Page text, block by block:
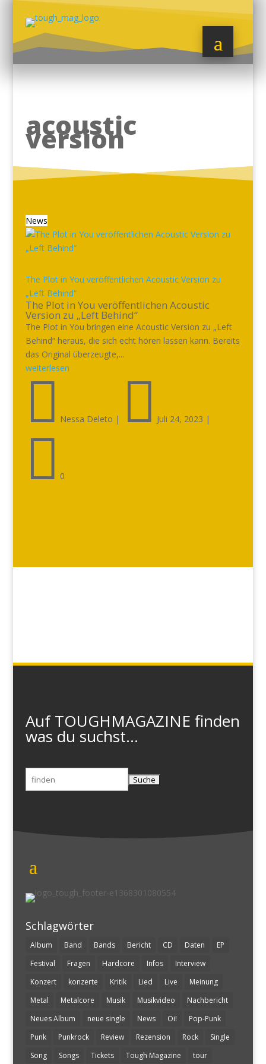
acoustic
version
News
The Plot in You veröffentlichen Acoustic Version zu
„Left Behind“
The Plot in You veröffentlichen Acoustic
Version zu „Left Behind“
The Plot in You bringen eine Acoustic Version zu „Left
Behind“ heraus, die sich echt hören lassen kann. Bereits
das Original überzeugte,...
weiterlesen
 Nessa Deleto |  Juli 24, 2023 |
 0
Auf TOUGHMAGAZINE finden
was du suchst...
Suchen
nach:
Schlagwörter
Album Band Bands Bericht CD Daten
EP
Festival
Fragen Hardcore Infos
Interview
Konzert
konzerte Kritik Lied Live
Meinung
Metal
Metalcore Musik Musikvideo
Nachbericht
Neues Album
neue single News Oi!
Pop-Punk
Punk
Punkrock Review Rezension Rock
Single
Song
Songs Tickets Tough Magazine tour